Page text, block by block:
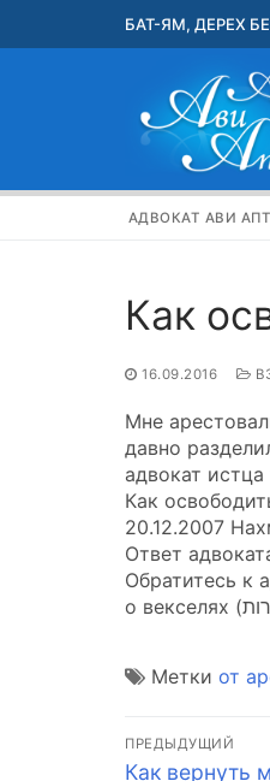
БАТ-ЯМ, ДЕРЕХ
АДВОКАТ АВИ
Как
16.09.2016
Мне
давно
адвокат
Как
20.12.2007
Ответ
Обратитесь к
Метки от
ПРЕДЫДУЩИЙ
Предыдущая
Как вернуть